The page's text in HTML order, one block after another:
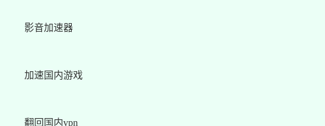
影音加速器
加速国内游戏
翻回国内vpn